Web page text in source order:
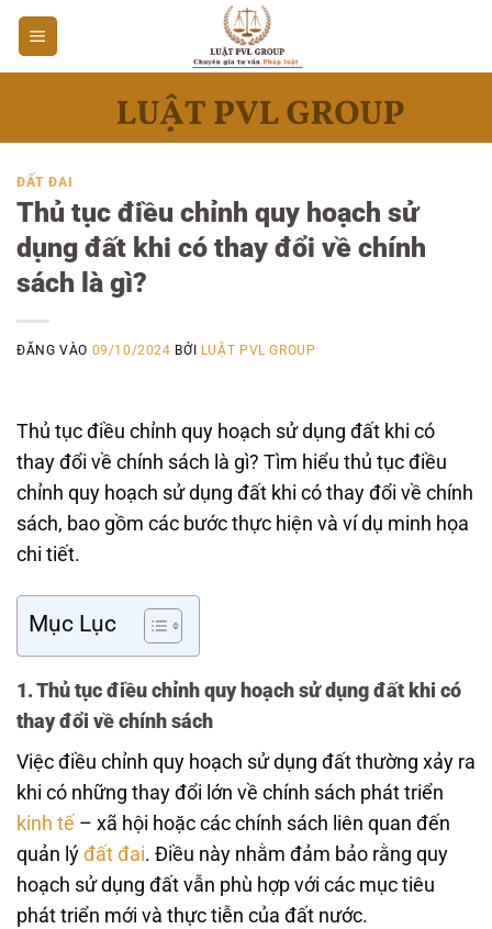
Bỏ
qua
nội
ĐẤT ĐAI
Thủ tục điều chỉnh quy hoạch sử
dụng đất khi có thay đổi về chính
sách là gì?
ĐĂNG VÀO 09/10/2024 BỞI LUẬT PVL GROUP
Thủ tục điều chỉnh quy hoạch sử dụng đất khi có
thay đổi về chính sách là gì? Tìm hiểu thủ tục điều
chỉnh quy hoạch sử dụng đất khi có thay đổi về chính
sách, bao gồm các bước thực hiện và ví dụ minh họa
chi tiết.
Mục Lục
1. Thủ tục điều chỉnh quy hoạch sử dụng đất khi có
thay đổi về chính sách
Việc điều chỉnh quy hoạch sử dụng đất thường xảy ra
khi có những thay đổi lớn về chính sách phát triển
kinh tế – xã hội hoặc các chính sách liên quan đến
quản lý đất đai. Điều này nhằm đảm bảo rằng quy
hoạch sử dụng đất vẫn phù hợp với các mục tiêu
phát triển mới và thực tiễn của đất nước.